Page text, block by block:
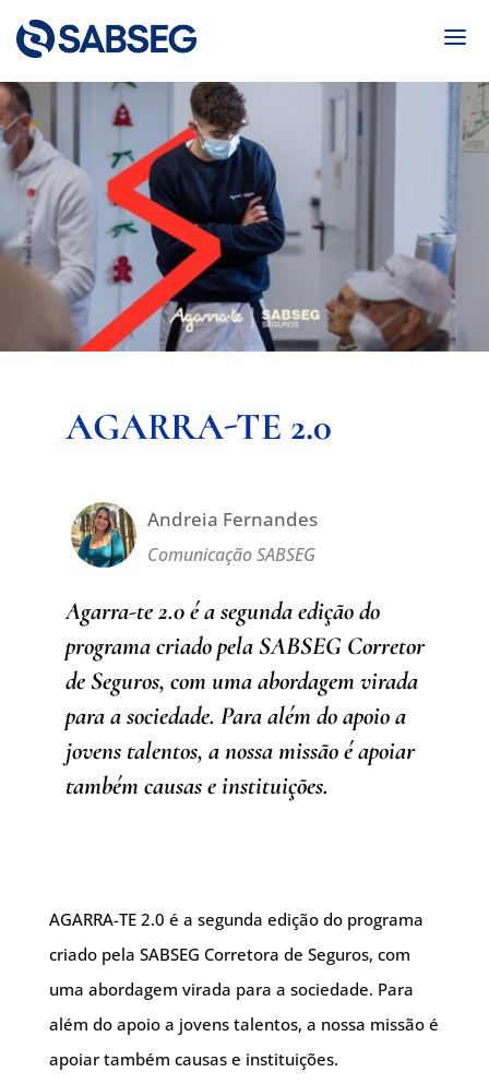
AGARRA-TE 2.0
Andreia Fernandes
Comunicação SABSEG
Agarra-te 2.0 é a segunda edição do
programa criado pela SABSEG Corretor
de Seguros, com uma abordagem virada
para a sociedade. Para além do apoio a
jovens talentos, a nossa missão é apoiar
também causas e instituições.
AGARRA-TE 2.0 é a segunda edição do programa
criado pela SABSEG Corretora de Seguros, com
uma abordagem virada para a sociedade. Para
além do apoio a jovens talentos, a nossa missão é
apoiar também causas e instituições.